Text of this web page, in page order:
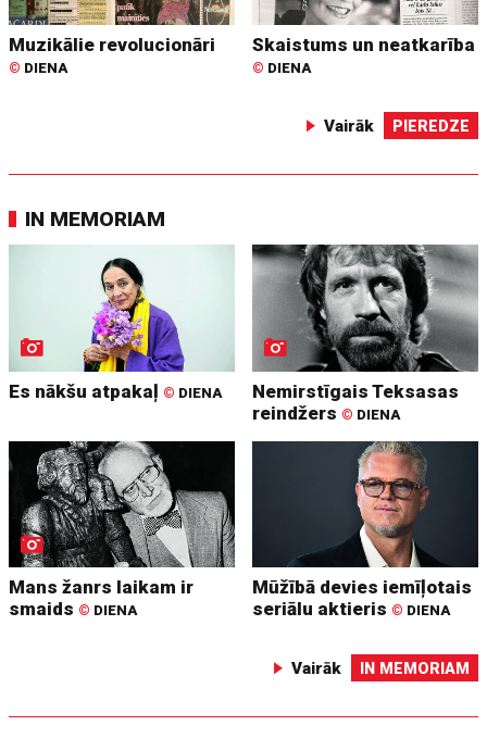
Muzikālie revolucionāri
© DIENA
Skaistums un neatkarība
© DIENA
Vairāk PIEREDZE
IN MEMORIAM
Es nākšu atpakaļ © DIENA
Nemirstīgais Teksasas
reindžers © DIENA
Mans žanrs laikam ir
smaids © DIENA
Mūžībā devies iemīļotais
seriālu aktieris © DIENA
Vairāk IN MEMORIAM